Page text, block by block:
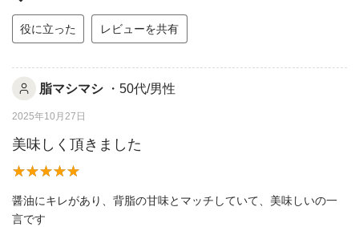
役に立った レビューを共有
脂マシマシ ・50代/男性
2025年10月27日
美味しく頂きました
醤油にキレがあり、背脂の甘味とマッチしていて、美味しいの一
言です